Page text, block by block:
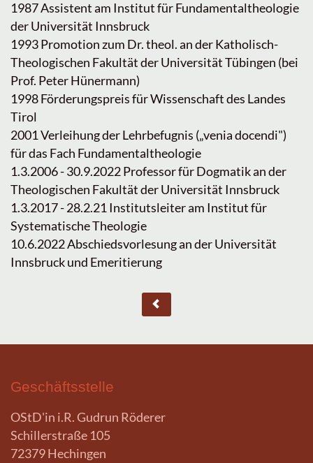
1987 Assistent am Institut für Fundamentaltheologie
der Universität Innsbruck
1993 Promotion zum Dr. theol. an der Katholisch-
Theologischen Fakultät der Universität Tübingen (bei
Prof. Peter Hünermann)
1998 Förderungspreis für Wissenschaft des Landes
Tirol
2001 Verleihung der Lehrbefugnis („venia docendi")
für das Fach Fundamentaltheologie
1.3.2006 - 30.9.2022 Professor für Dogmatik an der
Theologischen Fakultät der Universität Innsbruck
1.3.2017 - 28.2.21 Institutsleiter am Institut für
Systematische Theologie
10.6.2022 Abschiedsvorlesung an der Universität
Innsbruck und Emeritierung
Geschäftsstelle
OStD'in i.R. Gudrun Röderer
Schillerstraße 105
72379 Hechingen